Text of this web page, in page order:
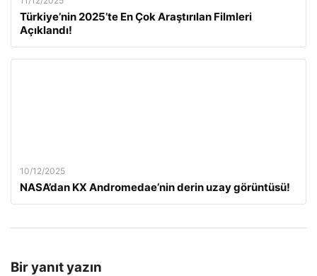
Türkiye’nin 2025’te En Çok Araştırılan Filmleri
Açıklandı!
10/12/2025
NASA’dan KX Andromedae’nin derin uzay görüntüsü!
Bir yanıt yazın